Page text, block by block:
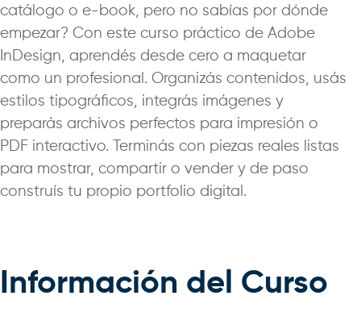
catálogo o e-book, pero no sabías por dónde
empezar? Con este curso práctico de Adobe
InDesign, aprendés desde cero a maquetar
como un profesional. Organizás contenidos, usás
estilos tipográficos, integrás imágenes y
preparás archivos perfectos para impresión o
PDF interactivo. Terminás con piezas reales listas
para mostrar, compartir o vender y de paso
construís tu propio portfolio digital.
Información del Curso